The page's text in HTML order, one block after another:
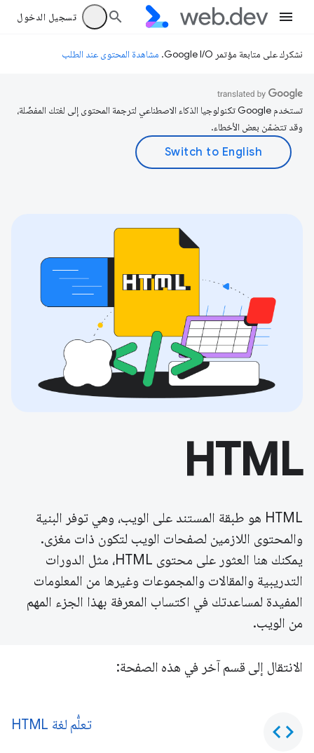
تسجيل الدخول
نشكرك على متابعة مؤتمر Google I/O. مشاهدة المحتوى عند الطلب
تستخدم Google تكنولوجيا الذكاء الاصطناعي لترجمة المحتوى إلى لغتك المفضّلة،
وقد تتضمّن بعض الأخطاء.
HTML
HTML هو طبقة المستند على الويب، وهي توفر البنية
والمحتوى اللازمين لصفحات الويب لتكون ذات مغزى.
يمكنك هنا العثور على محتوى HTML، مثل الدورات
التدريبية والمقالات والمجموعات وغيرها من المعلومات
المفيدة لمساعدتك في اكتساب المعرفة بهذا الجزء المهم
من الويب.
الانتقال إلى قسم آخر في هذه الصفحة:
code تعلُّم لغة HTML